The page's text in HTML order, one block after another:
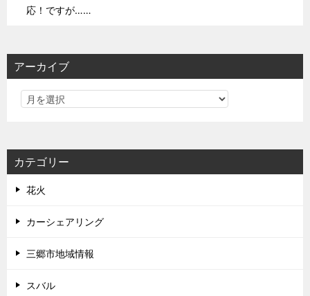
応！ですが……
アーカイブ
カテゴリー
花火
カーシェアリング
三郷市地域情報
スバル